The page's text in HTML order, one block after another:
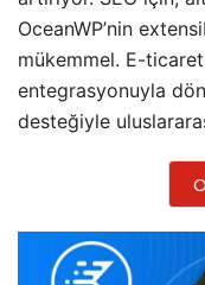
OceanWP’nin
mükemmel. E-
entegrasyonuyla
desteğiyle